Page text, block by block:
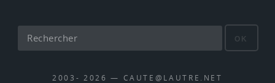
OK
2003- 2026 — CAUTE@LAUTRE.NET